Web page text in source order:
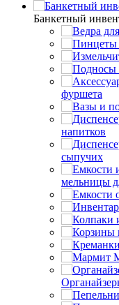
Банкетный
фуршета
напитков
сыпучих
мельницы